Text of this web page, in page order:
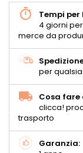
Tempi per
4 giorni
merce da
per
Cosa fare
clicca!
trasporto
Garanzia: